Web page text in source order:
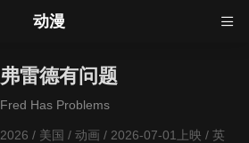
动漫
弗雷德有问题
Fred Has Problems
2026 / 美国 / 动画/ 2026-07-01上映 / 英